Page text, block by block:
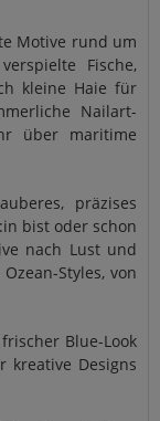
Motive rund um
Fische,
kleine Haie für
Nailart-
über maritime
präzises
bist oder schon
nach Lust und
Styles, von
Blue-Look
kreative Designs